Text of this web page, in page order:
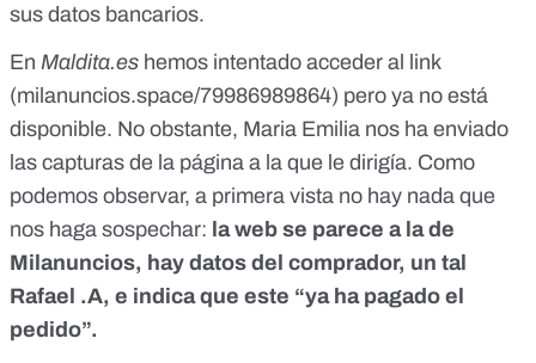
sus datos bancarios.
En Maldita.es hemos intentado acceder al link
(milanuncios.space/79986989864) pero ya no está
disponible. No obstante, Maria Emilia nos ha enviado
las capturas de la página a la que le dirigía. Como
podemos observar, a primera vista no hay nada que
nos haga sospechar: la web se parece a la de
Milanuncios, hay datos del comprador, un tal
Rafael .A, e indica que este “ya ha pagado el
pedido”.